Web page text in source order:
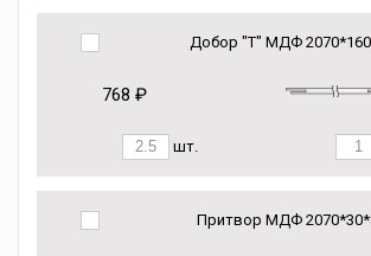
Добор "Т" МДФ
768 ₽
шт.
Притвор МДФ